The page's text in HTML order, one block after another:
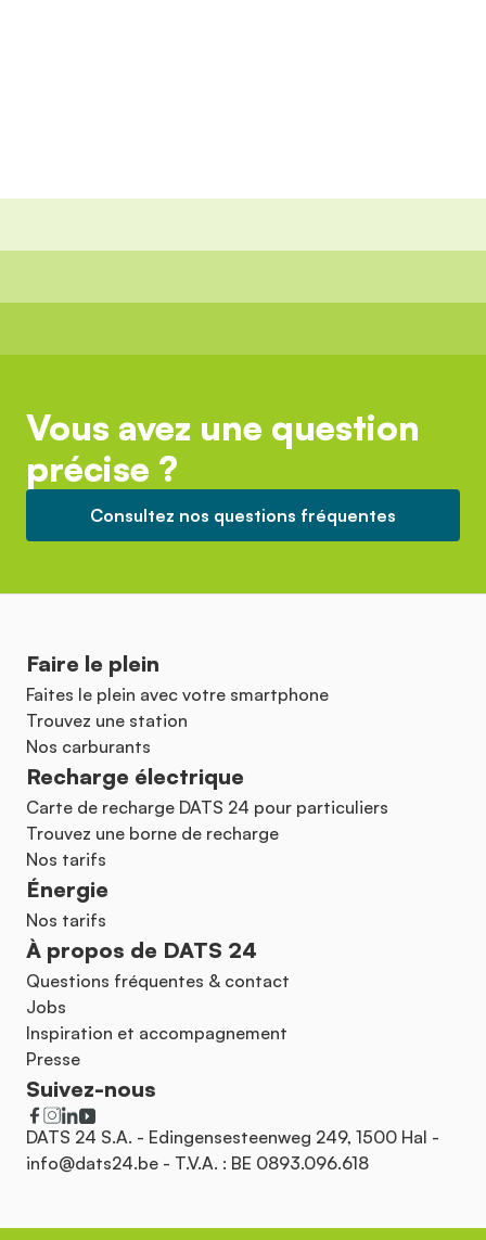
Vous avez une question
précise ?
Consultez nos questions fréquentes
Faire le plein
Faites le plein avec votre smartphone
Trouvez une station
Nos carburants
Recharge électrique
Carte de recharge DATS 24 pour particuliers
Trouvez une borne de recharge
Nos tarifs
Énergie
Nos tarifs
À propos de DATS 24
Questions fréquentes & contact
Jobs
Inspiration et accompagnement
Presse
Suivez-nous
DATS 24 S.A. - Edingensesteenweg 249, 1500 Hal -
info@dats24.be - T.V.A. : BE 0893.096.618